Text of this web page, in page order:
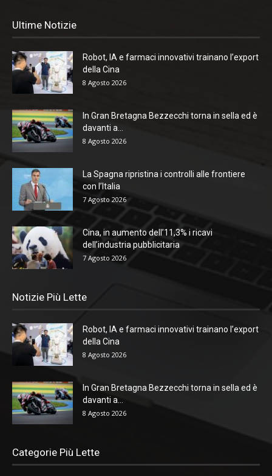
Ultime Notizie
Robot, IA e farmaci innovativi trainano l’export
della Cina
8 Agosto 2026
In Gran Bretagna Bezzecchi torna in sella ed è
davanti a...
8 Agosto 2026
La Spagna ripristina i controlli alle frontiere
con l’Italia
7 Agosto 2026
Cina, in aumento dell’11,3% i ricavi
dell’industria pubblicitaria
7 Agosto 2026
Notizie Più Lette
Robot, IA e farmaci innovativi trainano l’export
della Cina
8 Agosto 2026
In Gran Bretagna Bezzecchi torna in sella ed è
davanti a...
8 Agosto 2026
Categorie Più Lette